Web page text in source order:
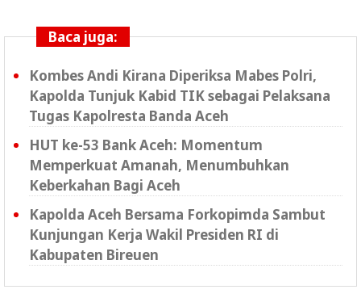
Baca juga:
Kombes Andi Kirana Diperiksa Mabes Polri,
Kapolda Tunjuk Kabid TIK sebagai Pelaksana
Tugas Kapolresta Banda Aceh
HUT ke-53 Bank Aceh: Momentum
Memperkuat Amanah, Menumbuhkan
Keberkahan Bagi Aceh
Kapolda Aceh Bersama Forkopimda Sambut
Kunjungan Kerja Wakil Presiden RI di
Kabupaten Bireuen